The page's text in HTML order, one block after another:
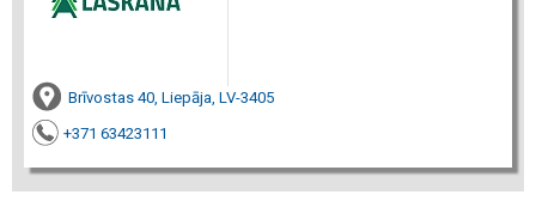
Brīvostas 40, Liepāja, LV-3405
+371 63423111